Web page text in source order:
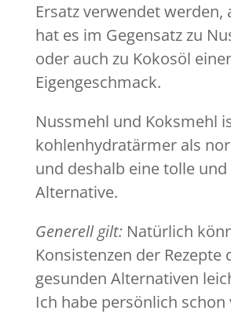
Ersatz verwendet werden,
hat es im Gegensatz zu
oder auch zu Kokosöl
Eigengeschmack.
Nussmehl und Koksmehl
kohlenhydratärmer als
und deshalb eine tolle
Alternative.
Generell gilt:Natürlich
Konsistenzen der Rezepte
gesunden Alternativen
Ich habe persönlich schon